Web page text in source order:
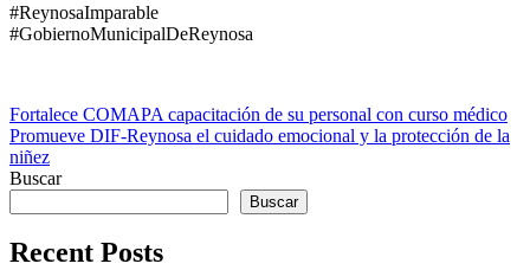
#ReynosaImparable
#GobiernoMunicipalDeReynosa
Navegación
de
entradas
Fortalece COMAPA capacitación de su personal con curso médico
Promueve DIF-Reynosa el cuidado emocional y la protección de la
niñez
Buscar
Buscar
Recent Posts